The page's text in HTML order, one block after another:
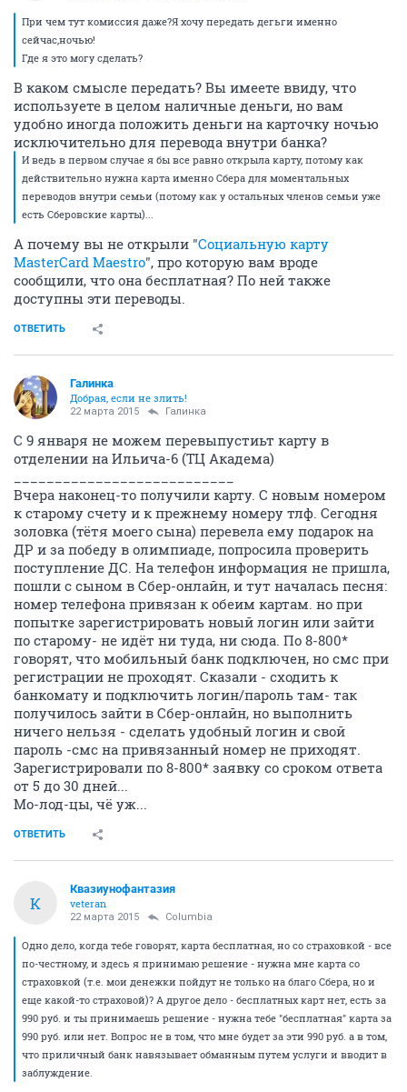
При чем тут комиссия даже?Я хочу передать дегьги именно
сейчас,ночью!
Где я это могу сделать?
В каком смысле передать? Вы имеете ввиду, что
используете в целом наличные деньги, но вам
удобно иногда положить деньги на карточку ночью
исключительно для перевода внутри банка?
И ведь в первом случае я бы все равно открыла карту, потому как
действительно нужна карта именно Сбера для моментальных
переводов внутри семьи (потому как у остальных членов семьи уже
есть Сберовские карты)...
А почему вы не открыли "Социальную карту
MasterCard Maestro", про которую вам вроде
сообщили, что она бесплатная? По ней также
доступны эти переводы.
ОТВЕТИТЬ
Галинка
Добрая, если не злить!
22 марта 2015 Галинка
С 9 января не можем перевыпустиьт карту в
отделении на Ильича-6 (ТЦ Академа)
Вчера наконец-то получили карту. С новым номером
к старому счету и к прежнему номеру тлф. Сегодня
золовка (тётя моего сына) перевела ему подарок на
ДР и за победу в олимпиаде, попросила проверить
поступление ДС. На телефон информация не пришла,
пошли с сыном в Сбер-онлайн, и тут началась песня:
номер телефона привязан к обеим картам. но при
попытке зарегистрировать новый логин или зайти
по старому- не идёт ни туда, ни сюда. По 8-800*
говорят, что мобильный банк подключен, но смс при
регистрации не проходят. Сказали - сходить к
банкомату и подключить логин/пароль там- так
получилось зайти в Сбер-онлайн, но выполнить
ничего нельзя - сделать удобный логин и свой
пароль -смс на привязанный номер не приходят.
Зарегистрировали по 8-800* заявку со сроком ответа
от 5 до 30 дней...
Мо-лод-цы, чё уж...
ОТВЕТИТЬ
К
Квазиунофантазия
veteran
22 марта 2015 Columbia
Одно дело, когда тебе говорят, карта бесплатная, но со страховкой - все
по-честному, и здесь я принимаю решение - нужна мне карта со
страховкой (т.е. мои денежки пойдут не только на благо Сбера, но и
еще какой-то страховой)? А другое дело - бесплатных карт нет, есть за
990 руб. и ты принимаешь решение - нужна тебе "бесплатная" карта за
990 руб. или нет. Вопрос не в том, что мне будет за эти 990 руб. а в том,
что приличный банк навязывает обманным путем услуги и вводит в
заблуждение.